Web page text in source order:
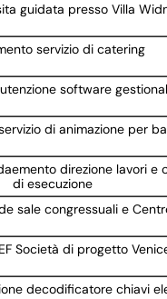
guidata presso Villa
servizio di catering
software
di animazione per
direzione lavori e
di esecuzione
sale congressuali e
Società di progetto
decodificatore chiavi